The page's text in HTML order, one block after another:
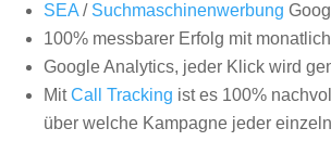
SEA/ Suchmaschinenwerbung
100% messbarer Erfolg mit
Google Analytics, jeder Klick wird
MitCall Tracking ist es 100%
über welche Kampagne jeder